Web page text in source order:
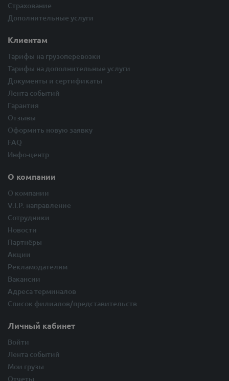
Страхование
Дополнительные услуги
Клиентам
Тарифы на грузоперевозки
Тарифы на дополнительные услуги
Документы и сертификаты
Лента событий
Гарантия
Отзывы
Оформить новую заявку
FAQ
Инфо-центр
О компании
О компании
V.I.P. направление
Сотрудники
Новости
Партнёры
Акции
Рекламодателям
Вакансии
Адреса терминалов
Список филиалов/представительств
Личный кабинет
Войти
Лента событий
Мои грузы
Отчеты